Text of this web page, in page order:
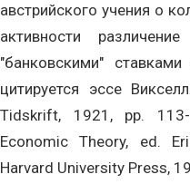
австрийского учения о
активности
"банковскими"
цитируется эссе
Tidskrift, 1921, pp.
Economic Theory, ed.
Harvard University Press,